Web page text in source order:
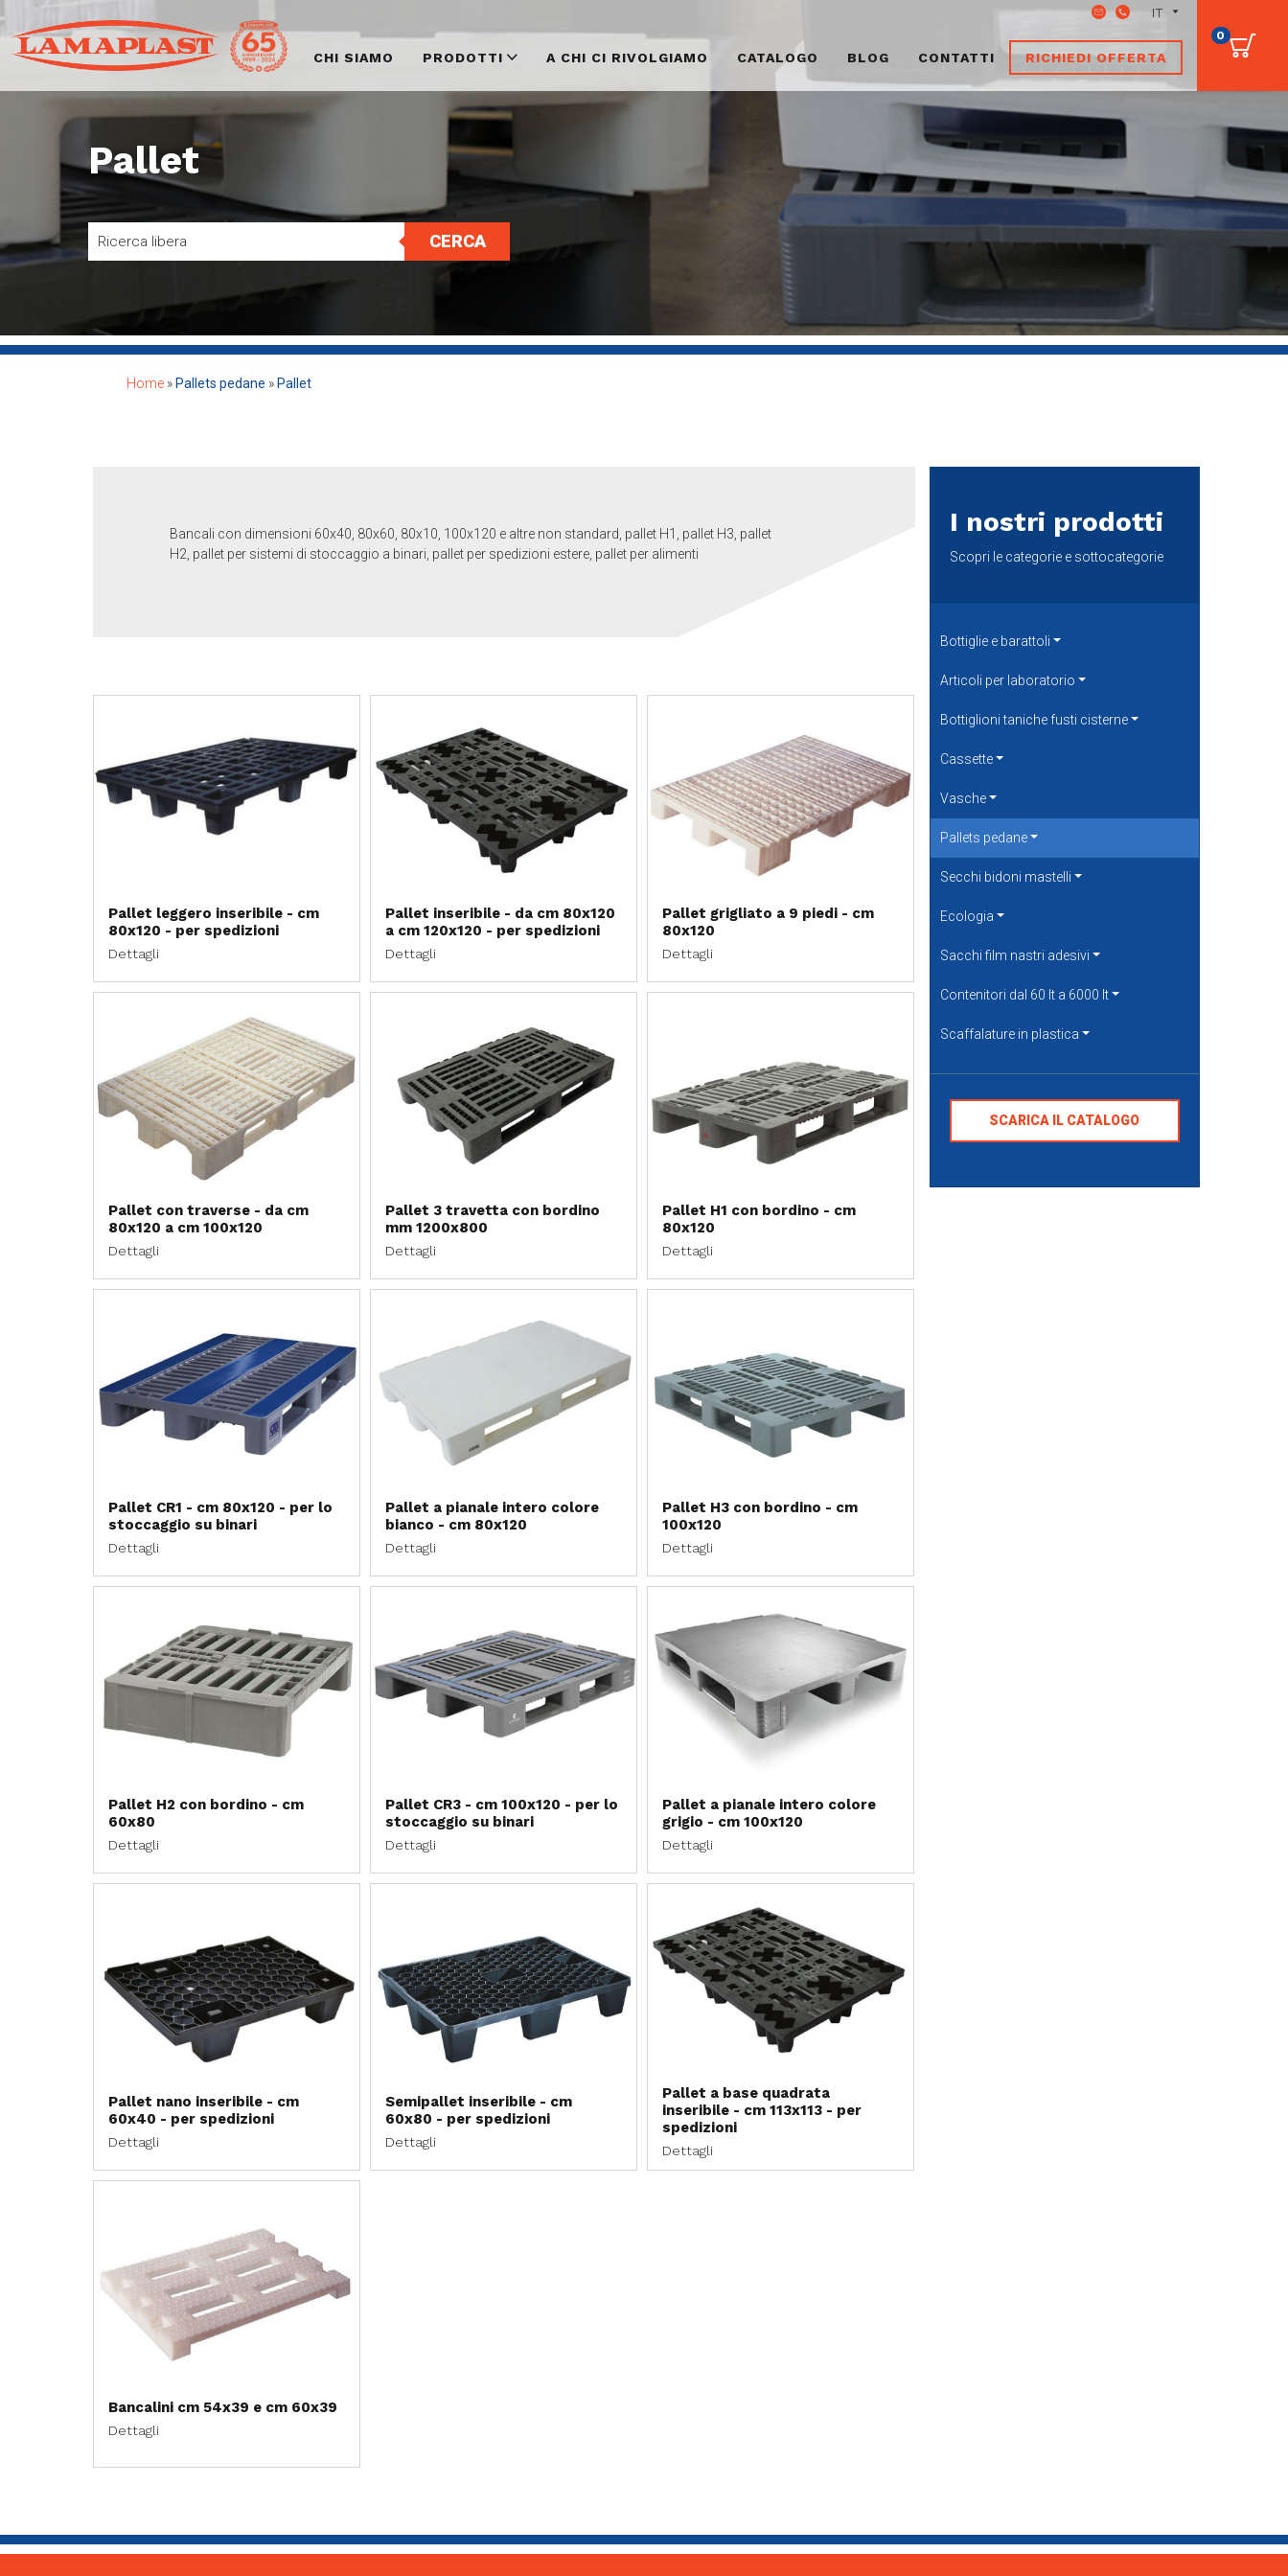
CHI SIAMO PRODOTTI A CHI CI RIVOLGIAMO CATALOGO BLOG CONTATTI RICHIEDI OFFERTA
0
Pallet
CERCA
»
Home »
Pallets pedane Pallet
Bancali con dimensioni 60x40, 80x60, 80x10, 100x120 e altre non standard, pallet H1, pallet H3, pallet
H2, pallet per sistemi di stoccaggio a binari, pallet per spedizioni estere, pallet per alimenti
Pallet leggero inseribile - cm
80x120 - per spedizioni
Dettagli
Pallet inseribile - da cm 80x120
a cm 120x120 - per spedizioni
Dettagli
Pallet grigliato a 9 piedi - cm
80x120
Dettagli
Pallet con traverse - da cm
80x120 a cm 100x120
Dettagli
Pallet 3 travetta con bordino
mm 1200x800
Dettagli
Pallet H1 con bordino - cm
80x120
Dettagli
Pallet CR1 - cm 80x120 - per lo
stoccaggio su binari
Dettagli
Pallet a pianale intero colore
bianco - cm 80x120
Dettagli
Pallet H3 con bordino - cm
100x120
Dettagli
Pallet H2 con bordino - cm
60x80
Dettagli
Pallet CR3 - cm 100x120 - per lo
stoccaggio su binari
Dettagli
Pallet a pianale intero colore
grigio - cm 100x120
Dettagli
Pallet nano inseribile - cm
60x40 - per spedizioni
Dettagli
Semipallet inseribile - cm
60x80 - per spedizioni
Dettagli
Pallet a base quadrata
inseribile - cm 113x113 - per
spedizioni
Dettagli
Bancalini cm 54x39 e cm 60x39
Dettagli
I nostri prodotti
Scopri le categorie e sottocategorie
Bottiglie e barattoli
Articoli per laboratorio
Bottiglioni taniche fusti cisterne
Cassette
Vasche
Pallets pedane
Secchi bidoni mastelli
Ecologia
Sacchi film nastri adesivi
Contenitori dal 60 lt a 6000 lt
Scaffalature in plastica
SCARICA IL CATALOGO